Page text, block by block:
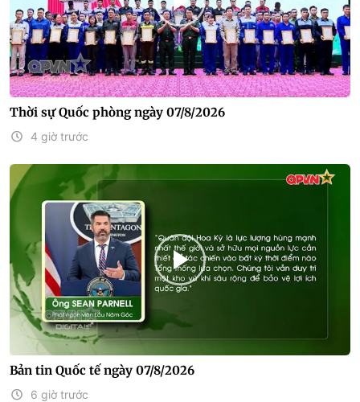
Thời sự Quốc phòng ngày 07/8/2026
4 giờ trước
Bản tin Quốc tế ngày 07/8/2026
6 giờ trước